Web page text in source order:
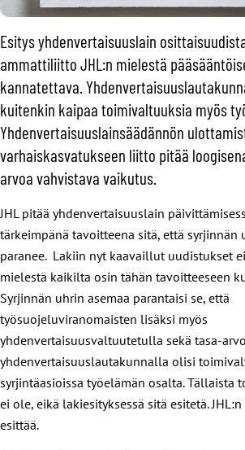
Esitys yhdenvertaisuuslain
ammattiliitto JHL:n mielestä
kannatettava.
kuitenkin kaipaa toimivaltuuksia myös
Yhdenvertaisuuslainsäädännön
varhaiskasvatukseen liitto pitää
arvoa vahvistava vaikutus.
JHL pitää yhdenvertaisuuslain
tärkeimpänä tavoitteena sitä, että syrjinnän
paranee. Lakiin nyt kaavaillut uudistukset
mielestä kaikilta osin tähän tavoitteeseen
Syrjinnän uhrin asemaa parantaisi se, että
työsuojeluviranomaisten lisäksi myös
yhdenvertaisuusvaltuutetulla sekä tasa-
yhdenvertaisuuslautakunnalla olisi
syrjintäasioissa työelämän osalta. Tällaista
ei ole, eikä lakiesityksessä sitä esitetä.
esittää.